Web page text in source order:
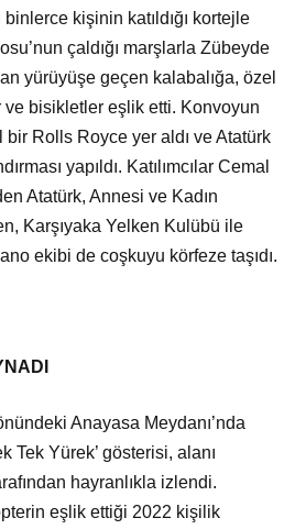
kişinin katıldığı kortejle
çaldığı marşlarla Zübeyde
yürüyüşe geçen kalabalığa, özel
bisikletler eşlik etti. Konvoyun
Rolls Royce yer aldı ve Atatürk
yapıldı. Katılımcılar Cemal
Atatürk, Annesi ve Kadın
Karşıyaka Yelken Kulübü ile
ekibi de coşkuyu körfeze taşıdı.
Anayasa Meydanı’nda
Tek Yürek’ gösterisi, alanı
hayranlıkla izlendi.
eşlik ettiği 2022 kişilik